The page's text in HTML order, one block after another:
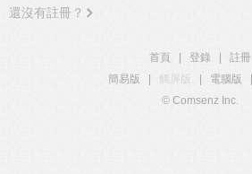
還沒有註冊？
首頁 登錄
註冊
簡易版
觸屏版 電腦版
© Comsenz Inc.